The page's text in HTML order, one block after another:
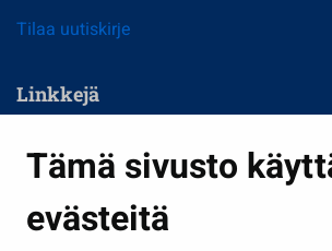
Tämä sivusto
evästeitä
Tilaa uutiskirje
Linkkejä
Kasvatus ja opetus
Kulttuuri ja liikunta